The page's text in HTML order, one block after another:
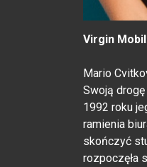
Virgin
Mario
Swoją
1992 roku
ramienia
skończyć
rozpoczęła